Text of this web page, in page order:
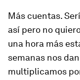
Más cuentas.
así pero no
una hora más
semanas nos
multiplicamos